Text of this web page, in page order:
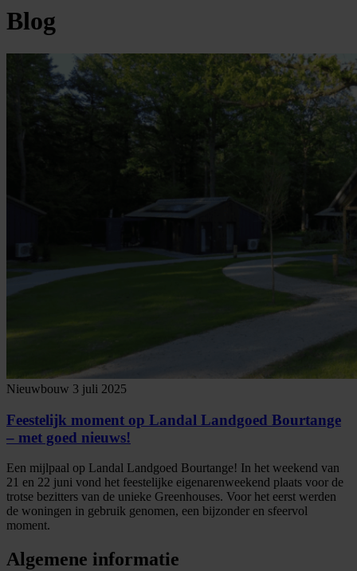
Blog
Nieuwbouw 3 juli 2025
Feestelijk moment op Landal Landgoed Bourtange
– met goed nieuws!
Een mijlpaal op Landal Landgoed Bourtange! In het weekend van
21 en 22 juni vond het feestelijke eigenarenweekend plaats voor de
trotse bezitters van de unieke Greenhouses. Voor het eerst werden
de woningen in gebruik genomen, een bijzonder en sfeervol
moment.
Algemene informatie